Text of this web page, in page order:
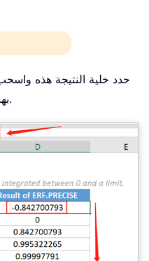
بها لأسفل للحصول على باقي النتائج.